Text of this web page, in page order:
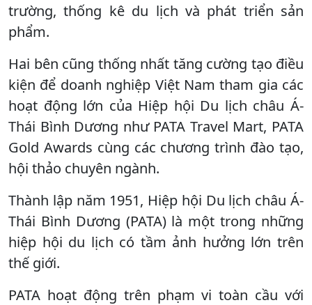
trường, thống kê du lịch và phát triển sản
phẩm.
Hai bên cũng thống nhất tăng cường tạo điều
kiện để doanh nghiệp Việt Nam tham gia các
hoạt động lớn của Hiệp hội Du lịch châu Á-
Thái Bình Dương như PATA Travel Mart, PATA
Gold Awards cùng các chương trình đào tạo,
hội thảo chuyên ngành.
Thành lập năm 1951, Hiệp hội Du lịch châu Á-
Thái Bình Dương (PATA) là một trong những
hiệp hội du lịch có tầm ảnh hưởng lớn trên
thế giới.
PATA hoạt động trên phạm vi toàn cầu với